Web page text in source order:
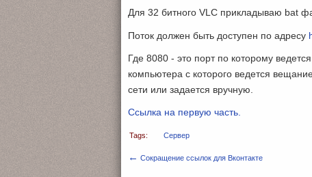
Для 32 битного VLC прикладываю bat
Поток должен быть доступен по адресу
Где 8080 - это порт по которому
компьютера с которого ведется
сети или задается вручную.
Ссылка на первую часть.
Tags: Сервер
← Сокращение ссылок для Вконтакте